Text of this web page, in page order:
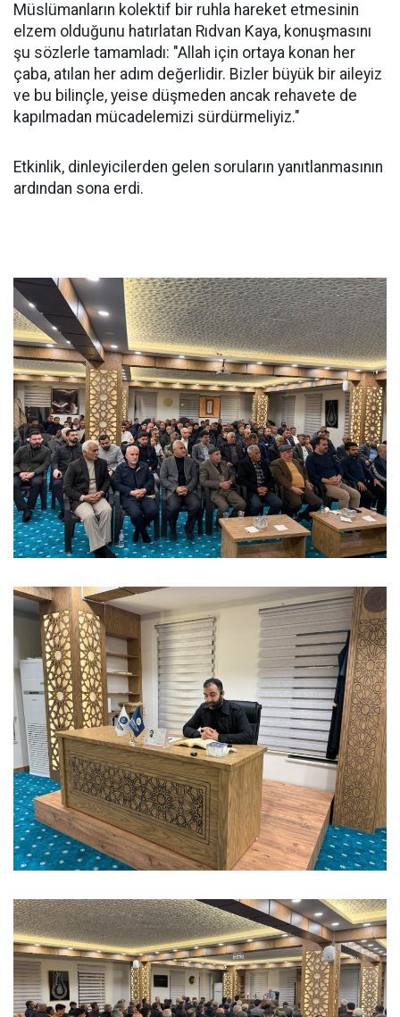
Müslümanların kolektif bir ruhla hareket etmesinin
elzem olduğunu hatırlatan Rıdvan Kaya, konuşmasını
şu sözlerle tamamladı: "Allah için ortaya konan her
çaba, atılan her adım değerlidir. Bizler büyük bir aileyiz
ve bu bilinçle, yeise düşmeden ancak rehavete de
kapılmadan mücadelemizi sürdürmeliyiz."
Etkinlik, dinleyicilerden gelen soruların yanıtlanmasının
ardından sona erdi.